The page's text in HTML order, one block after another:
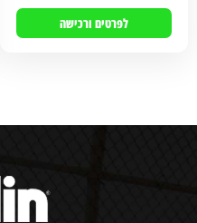
לפרטים ורכישה